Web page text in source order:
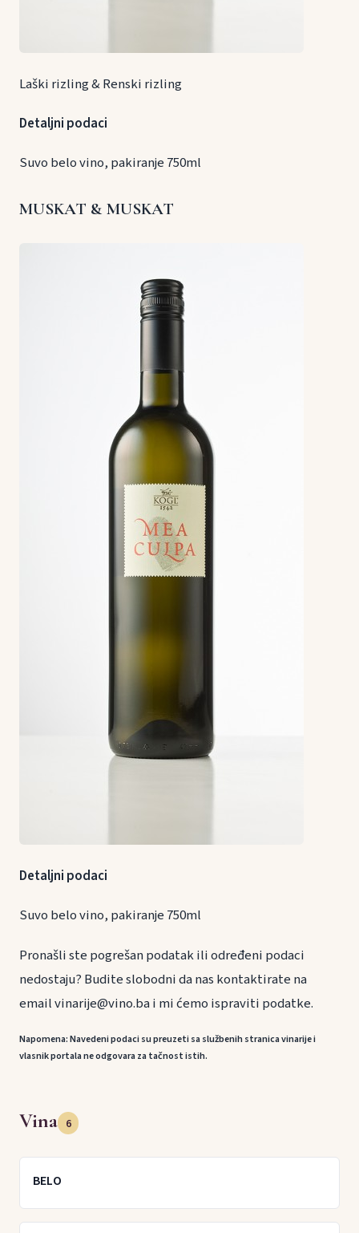
Laški rizling & Renski rizling
Detaljni podaci
Suvo belo vino, pakiranje 750ml
MUSKAT & MUSKAT
Detaljni podaci
Suvo belo vino, pakiranje 750ml
Pronašli ste pogrešan podatak ili određeni podaci
nedostaju? Budite slobodni da nas kontaktirate na
email vinarije@vino.ba i mi ćemo ispraviti podatke.
Napomena: Navedeni podaci su preuzeti sa službenih stranica vinarije i
vlasnik portala ne odgovara za tačnost istih.
Vina 6
BELO